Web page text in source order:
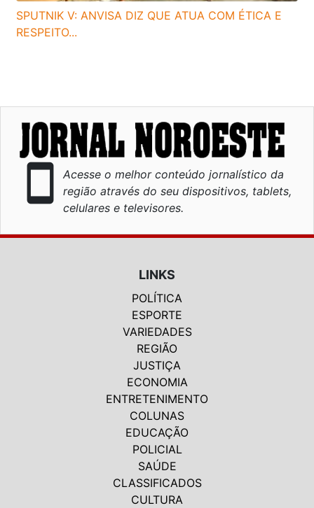
SPUTNIK V: ANVISA DIZ QUE ATUA COM ÉTICA E
RESPEITO...
smartphone
Acesse o melhor conteúdo jornalístico da
região através do seu dispositivos, tablets,
celulares e televisores.
LINKS
POLÍTICA
ESPORTE
VARIEDADES
REGIÃO
JUSTIÇA
ECONOMIA
ENTRETENIMENTO
COLUNAS
EDUCAÇÃO
POLICIAL
SAÚDE
CLASSIFICADOS
CULTURA